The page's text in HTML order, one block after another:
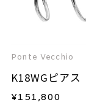
Ponte Vecchio
K18WGピアス
¥151,800